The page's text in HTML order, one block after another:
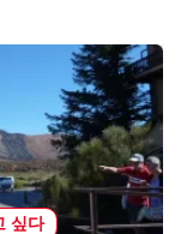
싶다